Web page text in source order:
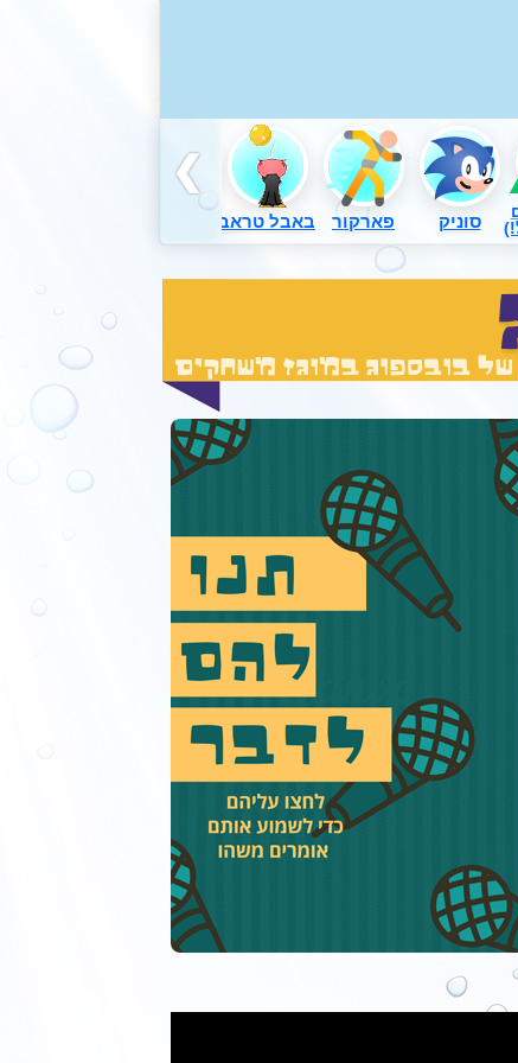
סוניק פארקור באבל טראבל
בובספוג במוגז משחקים